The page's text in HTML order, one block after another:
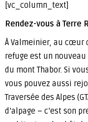
[vc_column_text]
Rendez-vous à Terre
À Valmeinier, au cœur
refuge est un
du mont Thabor. Si
vous pouvez aussi
Traversée des Alpes
d’alpage – c’est son